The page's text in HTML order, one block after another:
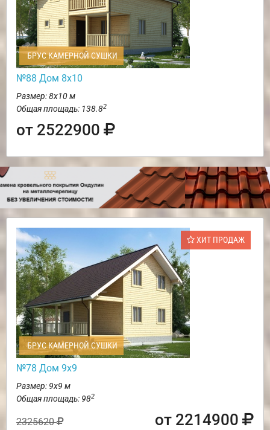
БРУС КАМЕРНОЙ СУШКИ
№88 Дом 8х10
Размер: 8х10 м
Общая площадь: 138.82
от 2522900
ХИТ ПРОДАЖ
БРУС КАМЕРНОЙ СУШКИ
№78 Дом 9х9
Размер: 9х9 м
Общая площадь: 982
2325620 от 2214900